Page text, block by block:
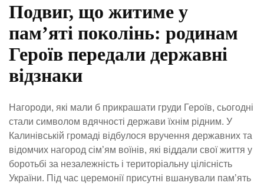
Подвиг, що житиме у
пам’яті поколінь: родинам
Героїв передали державні
відзнаки
Нагороди, які мали б прикрашати груди Героїв, сьогодні
стали символом вдячності держави їхнім рідним. У
Калинівській громаді відбулося вручення державних та
відомчих нагород сім’ям воїнів, які віддали свої життя у
боротьбі за незалежність і територіальну цілісність
України. Під час церемонії присутні вшанували пам’ять